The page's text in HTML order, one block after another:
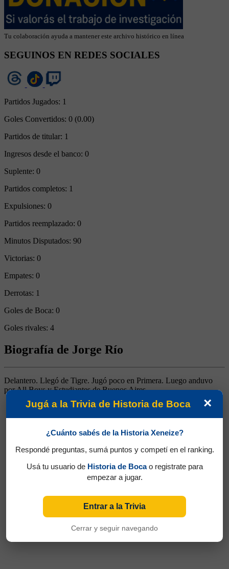
Tu colaboración ayuda a mantener este archivo histórico en línea
SEGUINOS EN REDES SOCIALES
Partidos Jugados: 1
Goles Convertidos: 0 (0.00)
Partidos de titular: 1
Ingresos desde el banco: 0
Suplente: 0
Partidos completos: 1
Expulsiones: 0
Partidos reemplazado: 0
Minutos Disputados: 90
Victorias: 0
Empates: 0
Derrotas: 1
Goles de Boca: 0
Goles rivales: 4
Biografía de Jorge Río
Delantero. Llegó de Tigre. Jugó poco en Primera. Luego anduvo
por All Boys y Estudiantes de Buenos Aires
×
Jugá a la Trivia de Historia de Boca
¿Cuánto sabés de la Historia Xeneize?
Respondé preguntas, sumá puntos y competí en el ranking.
Usá tu usuario de Historia de Bocao registrate para
empezar a jugar.
Entrar a la Trivia
Cerrar y seguir navegando